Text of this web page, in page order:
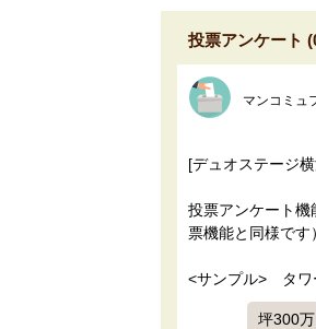
投票アンケート
マンコミュ
[デュオステージ
投票アンケート機
票機能と同様です
<サンプル>　タ
坪300